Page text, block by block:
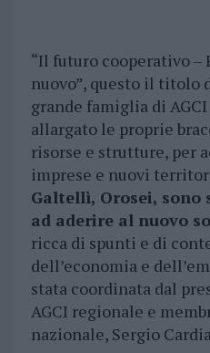
“Il futuro cooperativo –
nuovo”, questo il titolo
grande famiglia di
allargato le proprie
risorse e strutture, per
imprese e nuovi
Galtellì, Orosei,
ad aderire al nuovo
ricca di spunti e di
dell’economia e
stata coordinata dal
AGCI regionale e
nazionale, Sergio